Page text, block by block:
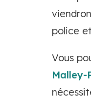
police
Vous
Malley-